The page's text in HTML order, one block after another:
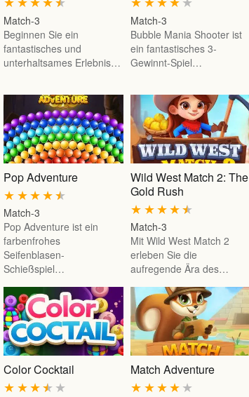
Match-3
Beginnen Sie ein
fantastisches und
unterhaltsames Erlebnis…
Match-3
Bubble Mania Shooter ist
ein fantastisches 3-
Gewinnt-Spiel…
Pop Adventure
★
★
★
★
★
Match-3
Pop Adventure ist ein
farbenfrohes
Seifenblasen-
Schießspiel…
Wild West Match 2: The
Gold Rush
★
★
★
★
★
Match-3
Mit Wild West Match 2
erleben Sie die
aufregende Ära des…
Color Cocktail
★
★
★
★
★
Match Adventure
★
★
★
★
★